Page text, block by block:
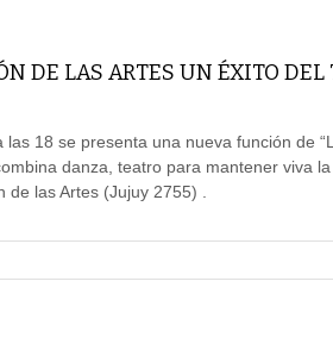
DE LAS ARTES UN ÉXITO DEL
las 18 se presenta una nueva función de
danza, teatro para mantener viva
las Artes (Jujuy 2755) .